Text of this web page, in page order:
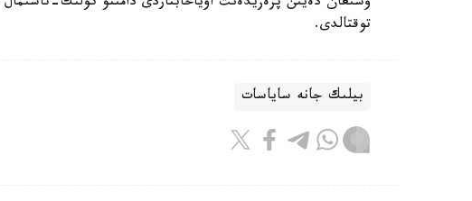
توقتالدى.
بيلىك جانە ساياسات